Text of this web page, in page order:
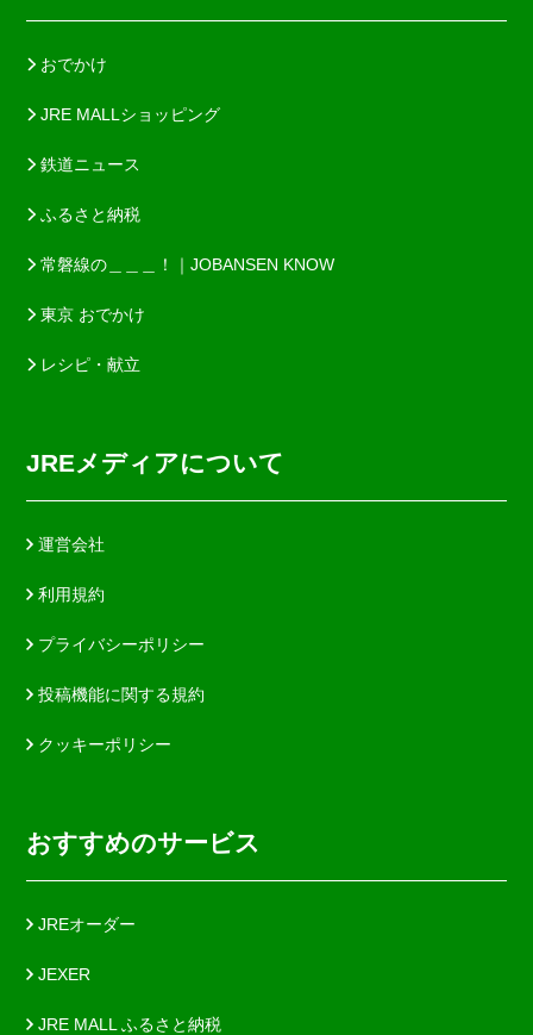
おでかけ
JRE MALLショッピング
鉄道ニュース
ふるさと納税
常磐線の＿＿＿！｜JOBANSEN KNOW
東京 おでかけ
レシピ・献立
JREメディアについて
運営会社
利用規約
プライバシーポリシー
投稿機能に関する規約
クッキーポリシー
おすすめのサービス
JREオーダー
JEXER
JRE MALL ふるさと納税